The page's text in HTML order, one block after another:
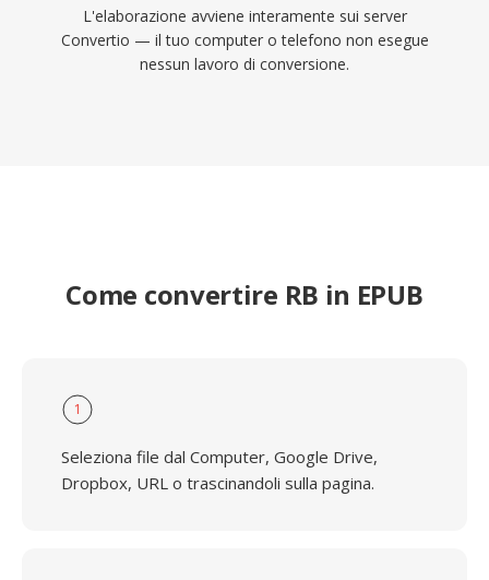
L'elaborazione avviene interamente sui server
Convertio — il tuo computer o telefono non esegue
nessun lavoro di conversione.
Come convertire RB in EPUB
1
Seleziona file dal Computer, Google Drive,
Dropbox, URL o trascinandoli sulla pagina.